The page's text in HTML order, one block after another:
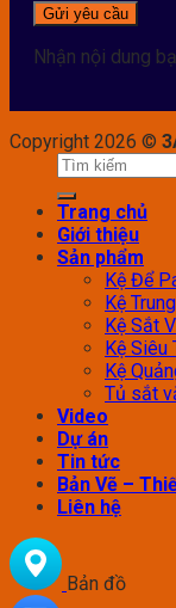
Nhận nội dung
Copyright 2026 ©
Trang chủ
Giới thiệu
Sản phẩm
Kệ Để
Kệ
Kệ Sắt
Kệ Siêu
Kệ
Tủ sắt
Video
Dự án
Tin tức
Bản Vẽ –
Liên hệ
Bản đồ